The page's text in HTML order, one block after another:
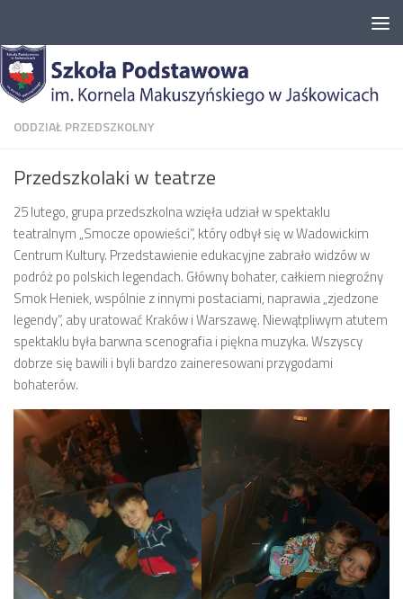
ODDZIAŁ PRZEDSZKOLNY
Przedszkolaki w teatrze
25 lutego, grupa przedszkolna wzięła udział w spektaklu
teatralnym „Smocze opowieści”, który odbył się w Wadowickim
Centrum Kultury. Przedstawienie edukacyjne zabrało widzów w
podróż po polskich legendach. Główny bohater, całkiem niegroźny
Smok Heniek, wspólnie z innymi postaciami, naprawia „zjedzone
legendy”, aby uratować Kraków i Warszawę. Niewątpliwym atutem
spektaklu była barwna scenografia i piękna muzyka. Wszyscy
dobrze się bawili i byli bardzo zaineresowani przygodami
bohaterów.